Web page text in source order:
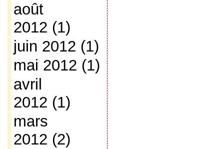
août
2012 (1)
juin 2012 (1)
mai 2012 (1)
avril
2012 (1)
mars
2012 (2)